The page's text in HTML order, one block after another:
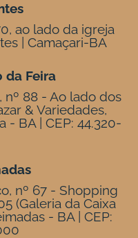
ao lado da igreja
| Camaçari-BA
da Feira
nº 88 - Ao lado dos
& Variedades,
- BA | CEP: 44.320-
nº 67 - Shopping
(Galeria da Caixa
- BA | CEP: